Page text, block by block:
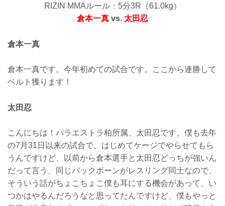
RIZIN MMAルール：5分3R（61.0kg）
倉本一真 vs. 太田忍
倉本一真
倉本一真です。今年初めての試合です。ここから連勝して
ベルト獲ります！
太田忍
こんにちは！パラエストラ柏所属、太田忍です。僕も去年
の7月31日以来の試合で、はじめてケージでやらせてもら
うんですけど、以前から倉本選手と太田忍どっちが強いん
だって言う、同じバックボーンがレスリング同士なので、
そういう話がちょこちょこ僕も耳にする機会があって、い
つかはやるんだろうなと思ってたんですけど、僕もやっと